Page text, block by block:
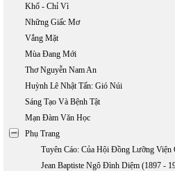
Khổ - Chỉ Vì
Những Giấc Mơ
Vắng Mặt
Mùa Đang Mới
Thơ Nguyễn Nam An
Huỳnh Lê Nhật Tấn: Gió Núi
Sáng Tạo Và Bệnh Tật
Mạn Đàm Văn Học
Phụ Trang